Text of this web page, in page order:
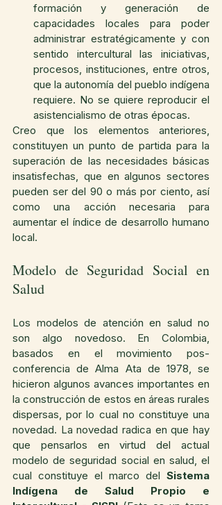
formación y generación de
capacidades locales para poder
administrar estratégicamente y con
sentido intercultural las iniciativas,
procesos, instituciones, entre otros,
que la autonomía del pueblo indígena
requiere. No se quiere reproducir el
asistencialismo de otras épocas.
Creo que los elementos anteriores,
constituyen un punto de partida para la
superación de las necesidades básicas
insatisfechas, que en algunos sectores
pueden ser del 90 o más por ciento, así
como una acción necesaria para
aumentar el índice de desarrollo humano
local.
Modelo de Seguridad Social en
Salud
Los modelos de atención en salud no
son algo novedoso. En Colombia,
basados en el movimiento pos-
conferencia de Alma Ata de 1978, se
hicieron algunos avances importantes en
la construcción de estos en áreas rurales
dispersas, por lo cual no constituye una
novedad. La novedad radica en que hay
que pensarlos en virtud del actual
modelo de seguridad social en salud, el
cual constituye el marco del Sistema
Indígena de Salud Propio e